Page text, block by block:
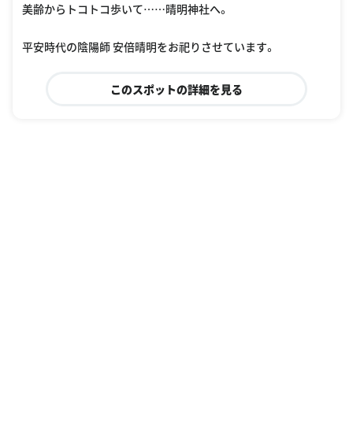
美齢からトコトコ歩いて……晴明神社へ。
平安時代の陰陽師 安倍晴明をお祀りさせています。
このスポットの詳細を見る